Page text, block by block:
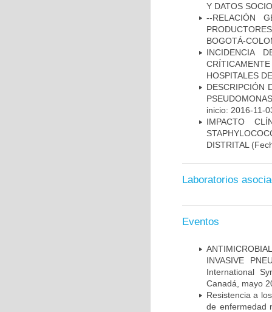
Y DATOS
--RELACIÓN
BOGOTÁ-
INCIDENCIA
HOSPITALES
DESCRIPCIÓN
inicio: 2016-11-
IMPACTO
DISTRITAL
Laboratorios
Eventos
INVASIVE
International
Canadá, mayo
Resistencia a
de enfermedad